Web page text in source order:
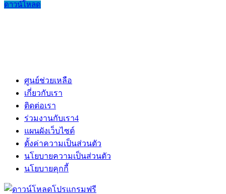
ดาวน์โหลด
ศูนย์ช่วยเหลือ
เกี่ยวกับเรา
ติดต่อเรา
ร่วมงานกับเรา4
แผนผังเว็บไซต์
ตั้งค่าความเป็นส่วนตัว
นโยบายความเป็นส่วนตัว
นโยบายคุกกี้